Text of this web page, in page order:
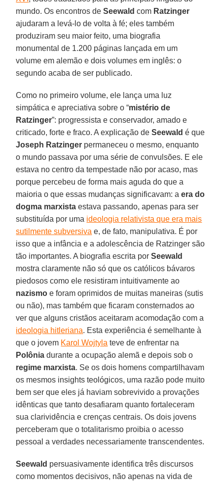
mundo. Os encontros deSeewald com Ratzinger
ajudaram a levá-lo de volta à fé; eles também
produziram seu maior feito, uma biografia
monumental de 1.200 páginas lançada em um
volume em alemão e dois volumes em inglês: o
segundo acaba de ser publicado.
Como no primeiro volume, ele lança uma luz
simpática e apreciativa sobre o “mistério de
Ratzinger”: progressista e conservador, amado e
criticado, forte e fraco. A explicação deSeewald é que
Joseph Ratzinger permaneceu o mesmo, enquanto
o mundo passava por uma série de convulsões. E ele
estava no centro da tempestade não por acaso, mas
porque percebeu de forma mais aguda do que a
maioria o que essas mudanças significavam: aera do
dogma marxista estava passando, apenas para ser
substituída por uma ideologia relativista que era mais
sutilmente subversiva e, de fato, manipulativa. É por
isso que a infância e a adolescência de Ratzinger são
tão importantes. A biografia escrita porSeewald
mostra claramente não só que os católicos bávaros
piedosos como ele resistiram intuitivamente ao
nazismo e foram oprimidos de muitas maneiras (sutis
ou não), mas também que ficaram consternados ao
ver que alguns cristãos aceitaram acomodação com a
ideologia hitleriana. Esta experiência é semelhante à
que o jovem Karol Wojtyla teve de enfrentar na
Polônia durante a ocupação alemã e depois sob o
regime marxista. Se os dois homens compartilhavam
os mesmos insights teológicos, uma razão pode muito
bem ser que eles já haviam sobrevivido a provações
idênticas que tanto desafiaram quanto fortaleceram
sua clarividência e crenças centrais. Os dois jovens
perceberam que o totalitarismo proibia o acesso
pessoal a verdades necessariamente transcendentes.
Seewald persuasivamente identifica três discursos
como momentos decisivos, não apenas na vida de